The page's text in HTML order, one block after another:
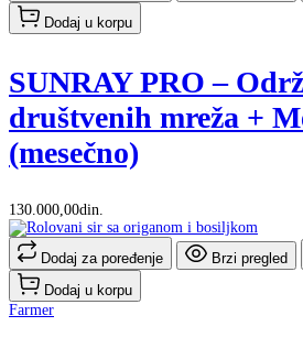
Dodaj u korpu
SUNRAY PRO –
društvenih mreža +
(mesečno)
130.000,00din.
Dodaj za poređenje Brzi pregled
Dodaj u korpu
Farmer